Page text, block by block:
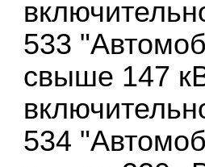
533
свыше 147
534